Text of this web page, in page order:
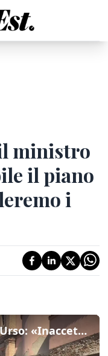
ministro
il piano
i
Crisi Electrolux, il ministro Urso: «Inaccettabile il piano dell’azienda, tuteleremo i lavoratori»